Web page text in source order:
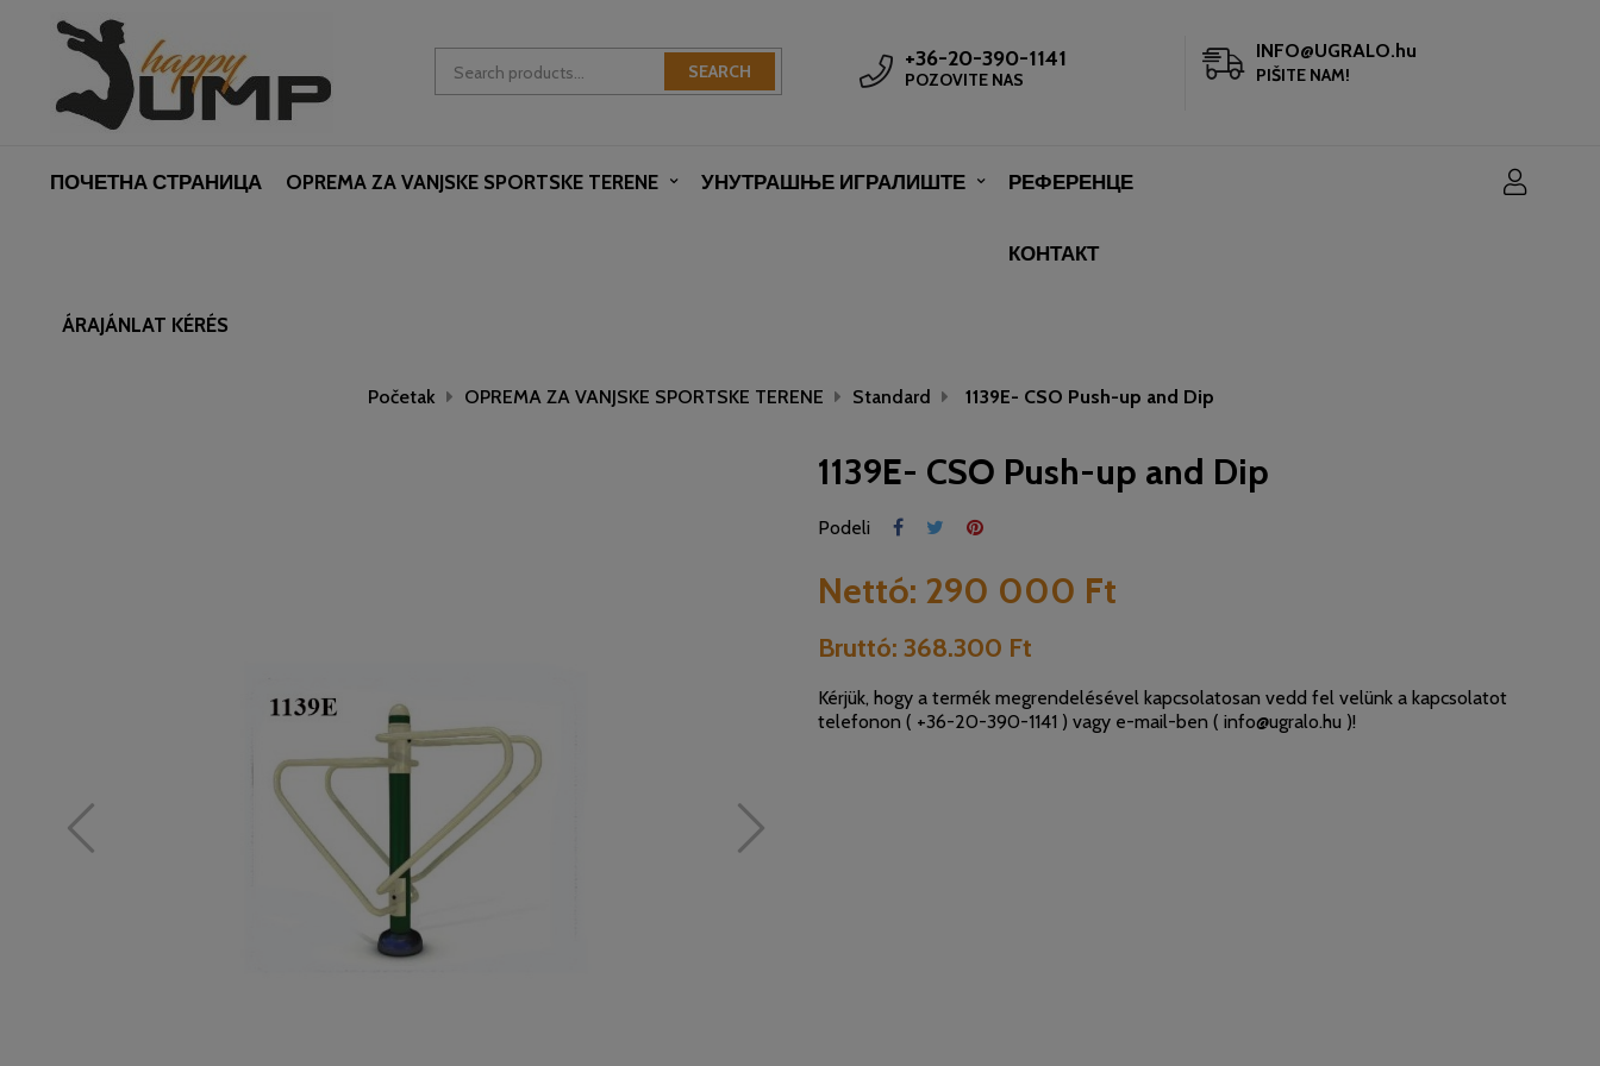
SEARCH +36-20-390-1141
POZOVITE NAS
INFO@UGRALO.hu
PIŠITE NAM!
ПОЧЕТНА СТРАНИЦА OPREMA ZA VANJSKE SPORTSKE TERENE УНУТРАШЊЕ ИГРАЛИШТЕ РЕФЕРЕНЦЕ
КОНТАКТ
ÁRAJÁNLAT KÉRÉS
Početak OPREMA ZA VANJSKE SPORTSKE TERENE Standard 1139E- CSO Push-up and Dip
1139E- CSO Push-up and Dip
Podeli
Nettó: 290 000 Ft
Bruttó: 368.300 Ft
Kérjük, hogy a termék megrendelésével kapcsolatosan vedd fel velünk a kapcsolatot
telefonon ( +36-20-390-1141 ) vagy e-mail-ben ( info@ugralo.hu )!